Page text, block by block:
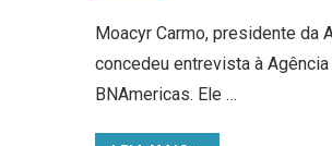
Moacyr Carmo, presidente da
concedeu entrevista à Agência
BNAmericas. Ele …